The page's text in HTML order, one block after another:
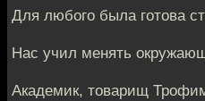
Для любого была готова
Нас учил менять
Академик, товарищ